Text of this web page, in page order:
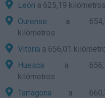
León a 625,19 kilómetros
Ourense a
kilómetros
Vitoria a 656,01
Huesca a
kilómetros
Tarragona a